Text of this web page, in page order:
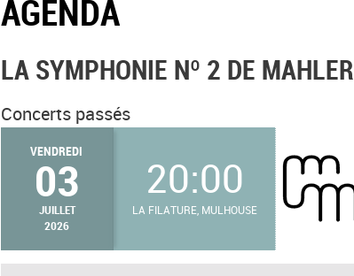
AGENDA
LA SYMPHONIE Nº 2 DE MAHLER
Concerts passés
VENDREDI
03
JUILLET
2026
20:00
LA FILATURE, MULHOUSE